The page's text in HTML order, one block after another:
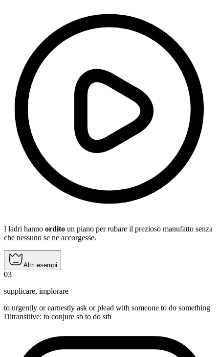
I ladri hanno ordito un piano per rubare il prezioso manufatto senza
che nessuno se ne accorgesse.
Altri esempi
03
supplicare, implorare
to urgently or earnestly ask or plead with someone to do something
Ditransitive: to conjure sb to do sth